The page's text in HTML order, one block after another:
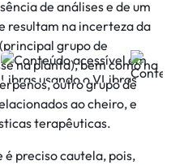
de análises e de um
resultam na incerteza da
grupo de
na planta), bem como na
outro grupo de
ao cheiro, e
terapêuticas.
preciso cautela, pois,